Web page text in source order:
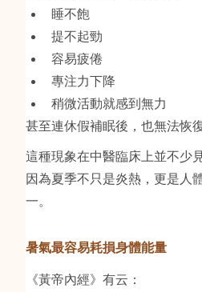
睡不飽
提不起勁
容易疲倦
專注力下降
稍微活動就感到無力
甚至連休假補眠後，也無法恢
這種現象在中醫臨床上並不少見
因為夏季不只是炎熱，更是人
一。
暑氣最容易耗損身體能量
《黃帝內經》有云：